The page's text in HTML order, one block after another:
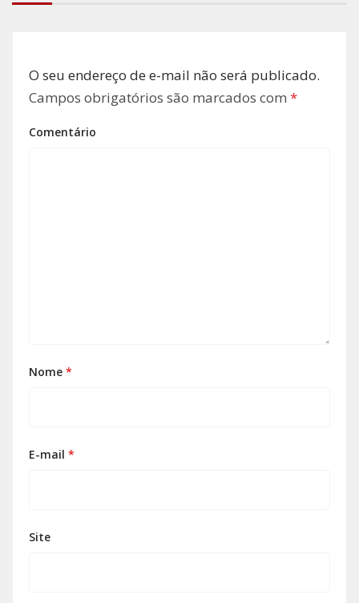
O seu endereço de e-mail não será publicado.
Campos obrigatórios são marcados com *
Comentário
Nome *
E-mail *
Site